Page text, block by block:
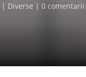
Diverse 0 comentarii